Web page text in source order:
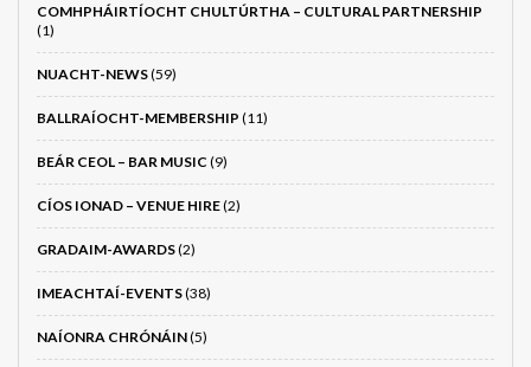
COMHPHÁIRTÍOCHT CHULTÚRTHA – CULTURAL PARTNERSHIP
(1)
NUACHT-NEWS(59)
BALLRAÍOCHT-MEMBERSHIP (11)
BEÁR CEOL – BAR MUSIC (9)
CÍOS IONAD – VENUE HIRE(2)
GRADAIM-AWARDS(2)
IMEACHTAÍ-EVENTS(38)
NAÍONRA CHRÓNÁIN(5)